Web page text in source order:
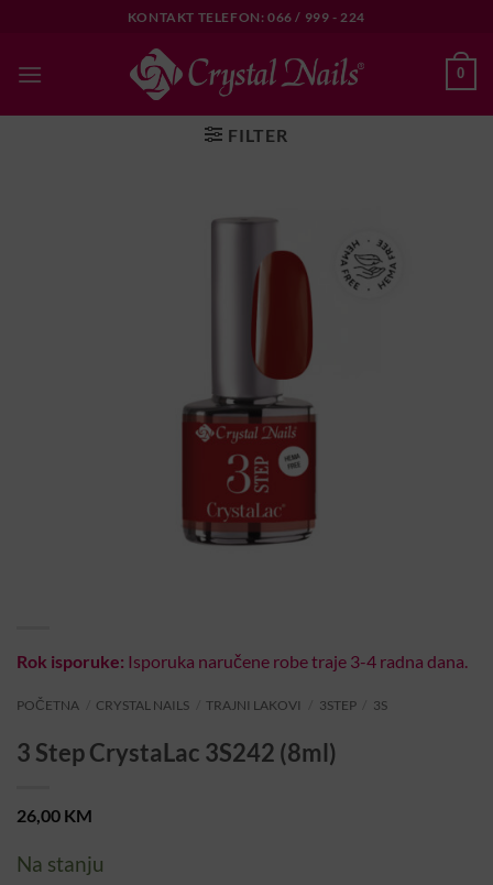
content
KONTAKT TELEFON: 066 / 999 - 224
0
FILTER
Rok isporuke: Isporuka naručene robe traje 3-4 radna dana.
POČETNA CRYSTAL NAILS TRAJNI LAKOVI 3STEP 3S
3 Step CrystaLac 3S242 (8ml)
26,00 KM
Na stanju